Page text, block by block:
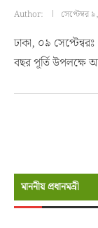
Author: সেপ্টেম্বর
ঢাকা, ০৯
বছর পূর্তি উপলক্ষে
মাননীয় প্রধানমন্রী